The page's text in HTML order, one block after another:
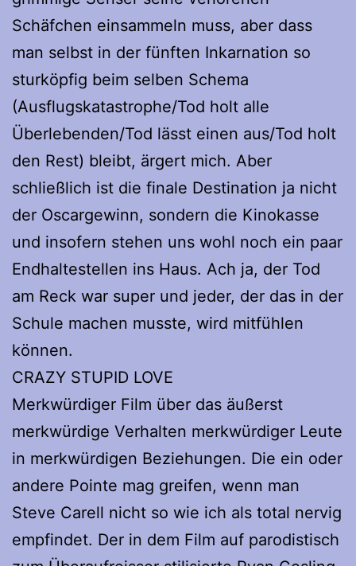
Schäfchen einsammeln muss, aber dass
man selbst in der fünften Inkarnation so
sturköpfig beim selben Schema
(Ausflugskatastrophe/Tod holt alle
Überlebenden/Tod lässt einen aus/Tod holt
den Rest) bleibt, ärgert mich. Aber
schließlich ist die finale Destination ja nicht
der Oscargewinn, sondern die Kinokasse
und insofern stehen uns wohl noch ein paar
Endhaltestellen ins Haus. Ach ja, der Tod
am Reck war super und jeder, der das in der
Schule machen musste, wird mitfühlen
können.
CRAZY STUPID LOVE
Merkwürdiger Film über das äußerst
merkwürdige Verhalten merkwürdiger Leute
in merkwürdigen Beziehungen. Die ein oder
andere Pointe mag greifen, wenn man
Steve Carell nicht so wie ich als total nervig
empfindet. Der in dem Film auf parodistisch